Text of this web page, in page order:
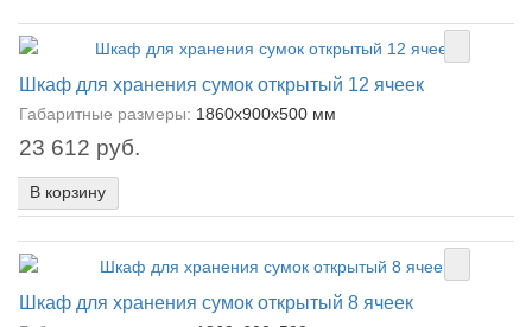
Шкаф для хранения сумок открытый 12 ячеек
Габаритные размеры: 1860х900х500 мм
23 612 руб.
В корзину
Шкаф для хранения сумок открытый 8 ячеек